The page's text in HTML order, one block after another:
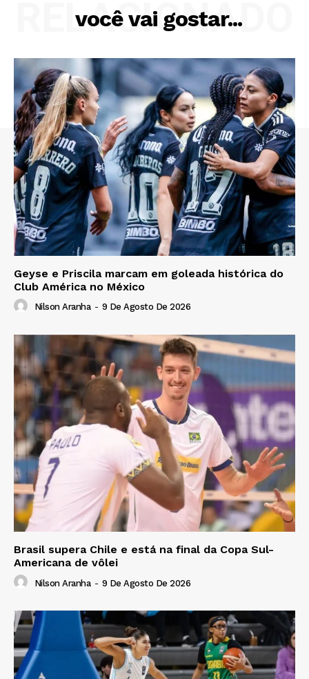
você vai gostar...
RELACIONADO
Geyse e Priscila marcam em goleada histórica do
Club América no México
Nilson Aranha - 9 De Agosto De 2026
Brasil supera Chile e está na final da Copa Sul-
Americana de vôlei
Nilson Aranha - 9 De Agosto De 2026